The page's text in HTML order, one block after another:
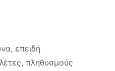
επειδή
πληθυσμούς